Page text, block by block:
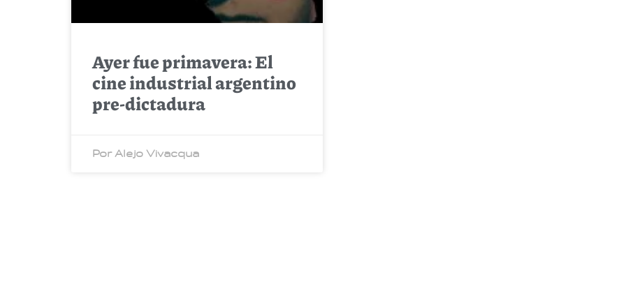
Ayer fue primavera: El
cine industrial argentino
pre-dictadura
Por Alejo Vivacqua